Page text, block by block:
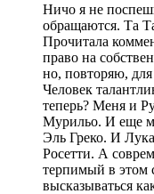
Ничо я не
обращаются. Та
Прочитала
право на
но, повторяю,
Человек
теперь? Меня и
Мурильо. И еще
Эль Греко. И
Росетти. А
терпимый в этом
высказываться